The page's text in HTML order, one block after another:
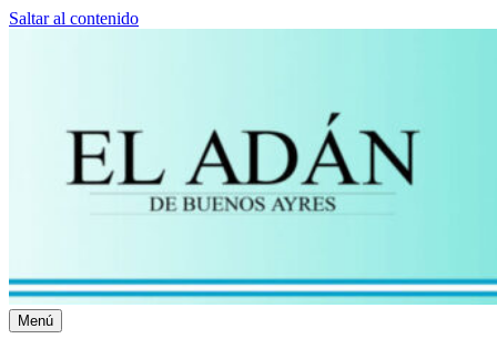
Saltar al contenido
El Adán Buenos Ayres
Noticias porteñas
Menú